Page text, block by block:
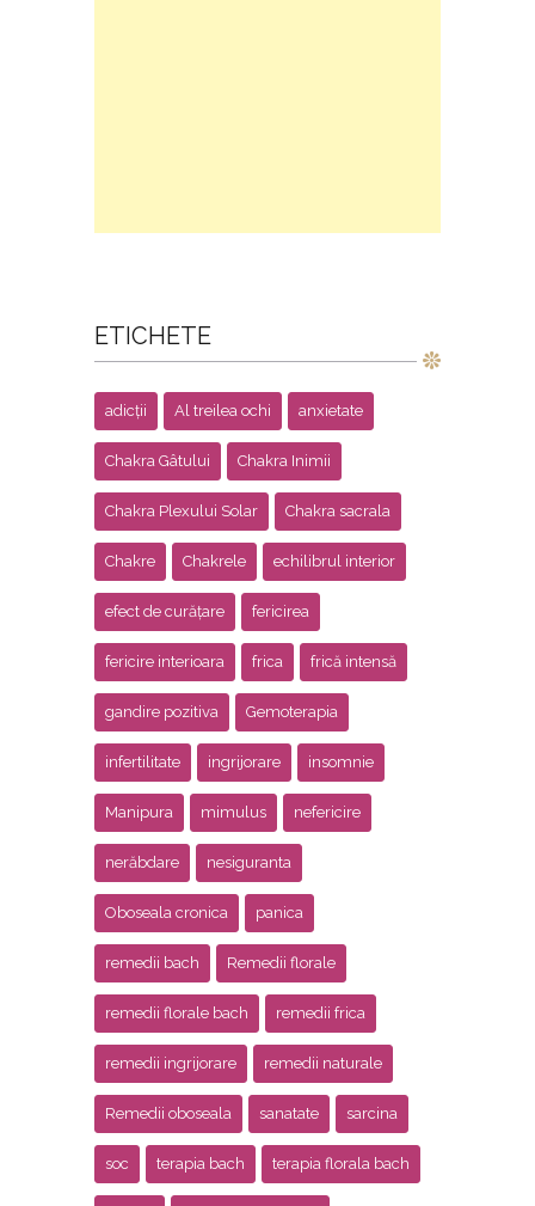
ETICHETE
adicții Al treilea ochi anxietate
Chakra Gâtului Chakra Inimii
Chakra Plexului Solar Chakra sacrala
Chakre Chakrele echilibrul interior
efect de curățare fericirea
fericire interioara frica frică intensă
gandire pozitiva Gemoterapia
infertilitate ingrijorare insomnie
Manipura mimulus nefericire
nerăbdare nesiguranta
Oboseala cronica panica
remedii bach Remedii florale
remedii florale bach remedii frica
remedii ingrijorare remedii naturale
Remedii oboseala sanatate sarcina
soc terapia bach terapia florala bach